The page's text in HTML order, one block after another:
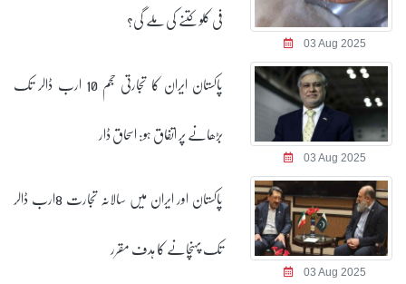
03 Aug 2025
فی کلو کتنے کی ملے گی؟
03 Aug 2025
پاکستان ایران کا تجارتی حجم 10 ارب ڈالر تک
بڑھانے پر اتفاق ہو: اسحاق ڈار
03 Aug 2025
پاکستان اور ایران میں سالانہ تجارت 8ارب ڈالر
تک پہنچانے کا ہدف مقرر